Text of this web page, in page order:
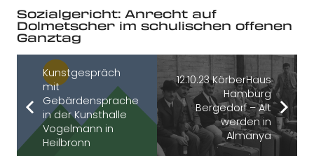
Sozialgericht: Anrecht auf
Dolmetscher im schulischen offenen
Ganztag
Kunstgespräch
mit
Gebärdensprache
in der Kunsthalle
Vogelmann in
Heilbronn
12.10.23 KörberHaus
Hamburg
Bergedorf – Alt
werden in
Almanya